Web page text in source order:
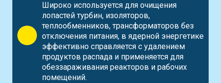
Широко используется для очищения
лопастей турбин, изоляторов,
теплообменников, трансформаторов без
отключения питания, в ядерной энергетике
эффективно справляется с удалением
продуктов распада и применяется для
обеззараживания реакторов и рабочих
помещений.